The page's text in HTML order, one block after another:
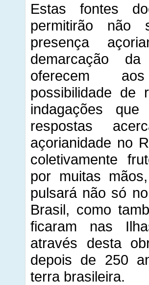
Estas fontes
permitirão não
presença
demarcação
oferecem
possibilidade de
indagações
respostas
açorianidade no
coletivamente
por muitas
pulsará não só
Brasil, como
ficaram nas
através desta
depois de 250
terra brasileira.